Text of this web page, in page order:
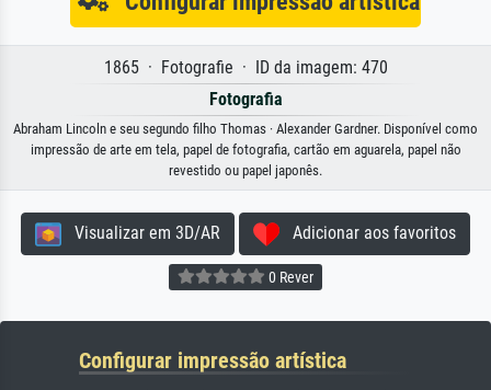
1865 · Fotografie · ID da imagem: 470
Fotografia
Abraham Lincoln e seu segundo filho Thomas · Alexander Gardner. Disponível como
impressão de arte em tela, papel de fotografia, cartão em aguarela, papel não
revestido ou papel japonês.
Visualizar em 3D/AR Adicionar aos favoritos
0 Rever
Configurar impressão artística